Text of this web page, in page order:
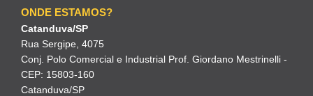
ONDE ESTAMOS?
Catanduva/SP
Rua Sergipe, 4075
Conj. Polo Comercial e Industrial Prof. Giordano Mestrinelli -
CEP: 15803-160
Catanduva/SP